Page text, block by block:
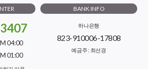
04:00
01:00
BANK INFO
하나은행
823-910006-17808
예금주 : 최선경